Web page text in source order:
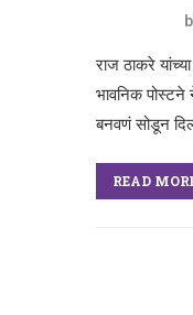
राज ठाकरे
भावनिक पोस्टने
बनवणं सोडून
READ